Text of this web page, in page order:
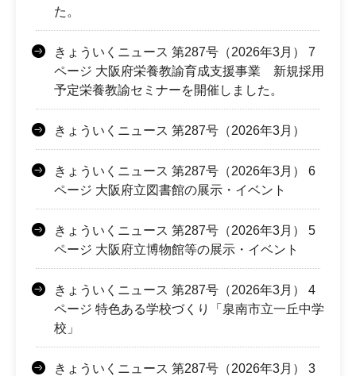
た。
きょういくニュース 第287号（2026年3月） 7
ページ 大阪府栄養教諭育成支援事業 新規採用
予定栄養教諭セミナーを開催しました。
きょういくニュース 第287号（2026年3月）
きょういくニュース 第287号（2026年3月） 6
ページ 大阪府立図書館の展示・イベント
きょういくニュース 第287号（2026年3月） 5
ページ 大阪府立博物館等の展示・イベント
きょういくニュース 第287号（2026年3月） 4
ページ 特色ある学校づくり「泉南市立一丘中学
校」
きょういくニュース 第287号（2026年3月） 3